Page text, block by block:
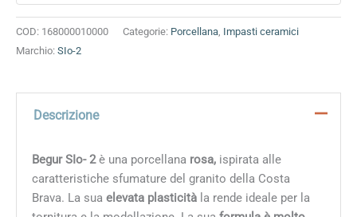
COD: 168000010000 Categorie: Porcellana, Impasti ceramici
Marchio: SIo-2
Descrizione
Begur SIo- 2è una porcellana rosa, ispirata alle
caratteristiche sfumature del granito della Costa
Brava. La sua elevata plasticitàla rende ideale per la